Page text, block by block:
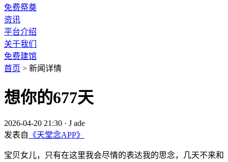
免费祭奠
资讯
平台介绍
关于我们
免费建馆
首页 > 新闻详情
想你的677天
2026-04-20 21:30 · J ade
发表自 《天堂念APP》
宝贝女儿，只有在这里我会尽情的表达我的思念，几天不来和